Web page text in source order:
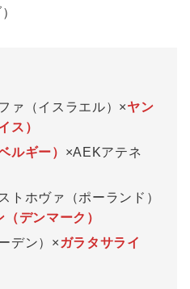
ァ（イスラエル）×ヤン
ス）
ルギー） ×AEKアテネ
トホヴァ（ポーランド）
デンマーク）
デン）× ガラタサライ